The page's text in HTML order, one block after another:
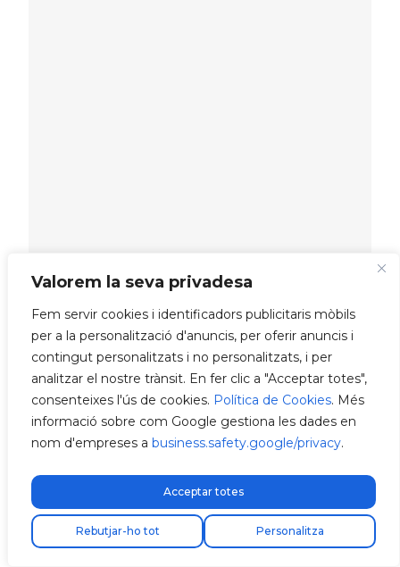
Valorem la seva privadesa
Fem servir cookies i identificadors publicitaris mòbils
per a la personalització d'anuncis, per oferir anuncis i
contingut personalitzats i no personalitzats, i per
analitzar el nostre trànsit. En fer clic a "Acceptar totes",
consenteixes l'ús de cookies. Política de Cookies. Més
informació sobre com Google gestiona les dades en
nom d'empreses a business.safety.google/privacy.
Personalitza
Rebutjar-ho tot
Acceptar totes